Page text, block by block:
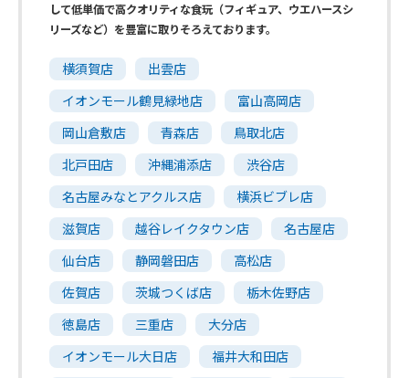
して低単価で高クオリティな食玩（フィギュア、ウエハースシ
リーズなど）を豊富に取りそろえております。
横須賀店
出雲店
イオンモール鶴見緑地店
富山高岡店
岡山倉敷店
青森店
鳥取北店
北戸田店
沖縄浦添店
渋谷店
名古屋みなとアクルス店
横浜ビブレ店
滋賀店
越谷レイクタウン店
名古屋店
仙台店
静岡磐田店
高松店
佐賀店
茨城つくば店
栃木佐野店
徳島店
三重店
大分店
イオンモール大日店
福井大和田店